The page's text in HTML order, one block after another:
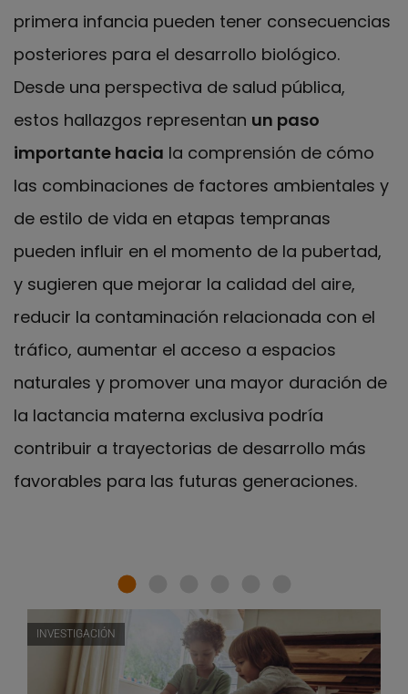
primera infancia pueden tener consecuencias
posteriores para el desarrollo biológico.
Desde una perspectiva de salud pública,
estos hallazgos representan un paso
importante hacia la comprensión de cómo
las combinaciones de factores ambientales y
de estilo de vida en etapas tempranas
pueden influir en el momento de la pubertad,
y sugieren que mejorar la calidad del aire,
reducir la contaminación relacionada con el
tráfico, aumentar el acceso a espacios
naturales y promover una mayor duración de
la lactancia materna exclusiva podría
contribuir a trayectorias de desarrollo más
favorables para las futuras generaciones.
INVESTIGACIÓN